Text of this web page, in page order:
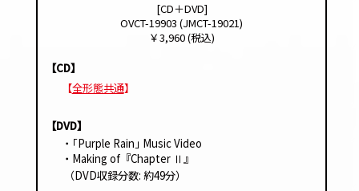
[CD＋DVD]
OVCT-19903 (JMCT-19021)
￥3,960 (税込)
【CD】
【全形態共通】
【DVD】
・｢Purple Rain｣ Music Video
・Making of『Chapter Ⅱ 』
（DVD収録分数: 約49分）